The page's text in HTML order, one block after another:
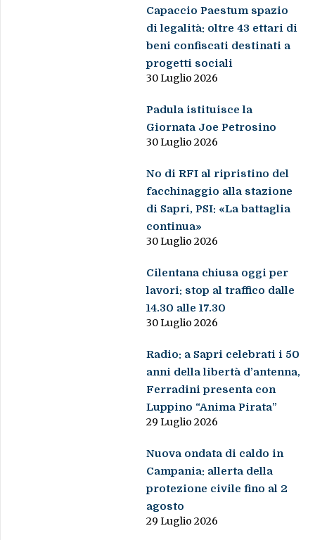
Capaccio Paestum spazio
di legalità: oltre 43 ettari di
beni confiscati destinati a
progetti sociali
30 Luglio 2026
Padula istituisce la
Giornata Joe Petrosino
30 Luglio 2026
No di RFI al ripristino del
facchinaggio alla stazione
di Sapri, PSI: «La battaglia
continua»
30 Luglio 2026
Cilentana chiusa oggi per
lavori: stop al traffico dalle
14.30 alle 17.30
30 Luglio 2026
Radio: a Sapri celebrati i 50
anni della libertà d’antenna,
Ferradini presenta con
Luppino “Anima Pirata”
29 Luglio 2026
Nuova ondata di caldo in
Campania: allerta della
protezione civile fino al 2
agosto
29 Luglio 2026